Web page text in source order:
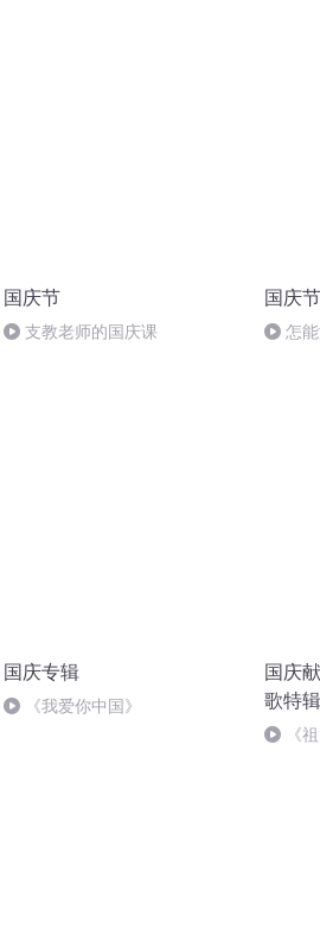
国庆节
支教老师的国庆课
国庆节
怎
国庆专辑
《我爱你中国》
国庆
歌特辑
《